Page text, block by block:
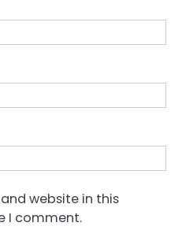
website in this
I comment.